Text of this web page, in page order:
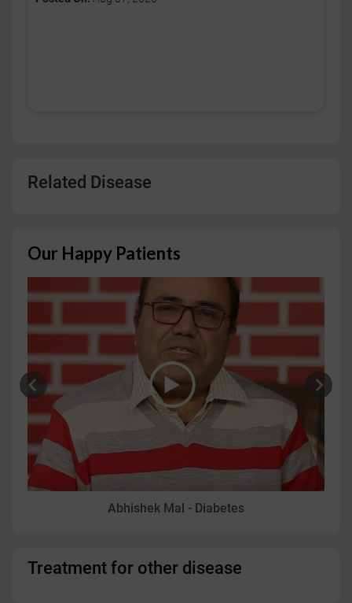
Related Disease
Our Happy Patients
Abhishek Mal - Diabetes
Treatment for other disease